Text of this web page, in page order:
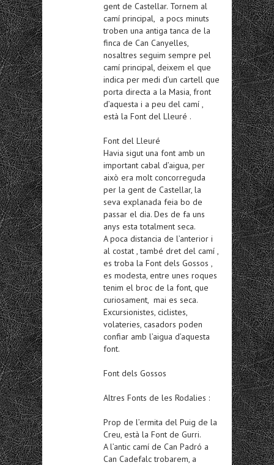
gent de Castellar. Tornem al
camí principal, a pocs minuts
troben una antiga tanca de la
finca de Can Canyelles,
nosaltres seguim sempre pel
camí principal, deixem el que
indica per medi d’un cartell que
porta directa a la Masia, front
d’aquesta i a peu del camí ,
està la Font del Lleuré .
Font del Lleuré
Havia sigut una font amb un
important cabal d’aigua, per
això era molt concorreguda
per la gent de Castellar, la
seva explanada feia bo de
passar el dia. Des de fa uns
anys esta totalment seca.
A poca distancia de l’anterior i
al costat , també dret del camí ,
es troba la Font dels Gossos ,
es modesta, entre unes roques
tenim el broc de la font, que
curiosament, mai es seca.
Excursionistes, ciclistes,
volateries, casadors poden
confiar amb l’aigua d’aquesta
font.
Font dels Gossos
Altres Fonts de les Rodalies :
Prop de l’ermita del Puig de la
Creu, està la Font de Gurri.
A l’antic camí de Can Padró a
Can Cadefalc trobarem, a